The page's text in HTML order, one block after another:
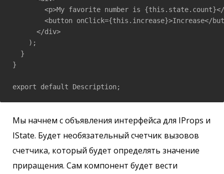
<p>My favorite number is
<button onClick={this.increase}>Increase</
      </div>
    );
  }
}
export default Description;
Мы начнем с объявления интерфейса для IProps и
IState. Будет необязательный счетчик вызовов
счетчика, который будет определять значение
приращения. Сам компонент будет вести